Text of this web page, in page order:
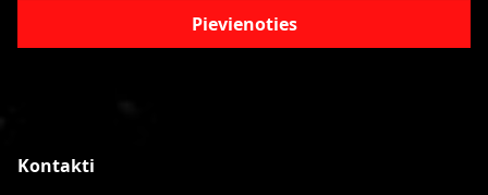
Pievienoties
Kontakti